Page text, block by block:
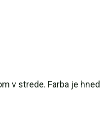
v strede. Farba je